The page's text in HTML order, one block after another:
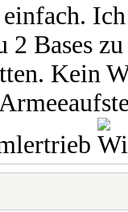
2 Bases
Kein